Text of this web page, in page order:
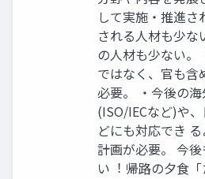
して実施・推進
される人材も少な
の人材も少ない。
ではなく、官も含
必要。 ・今後の
(ISO/IECなど)や
どにも対応でき
計画が必要。 今
い︕ 帰路の⼣⾷